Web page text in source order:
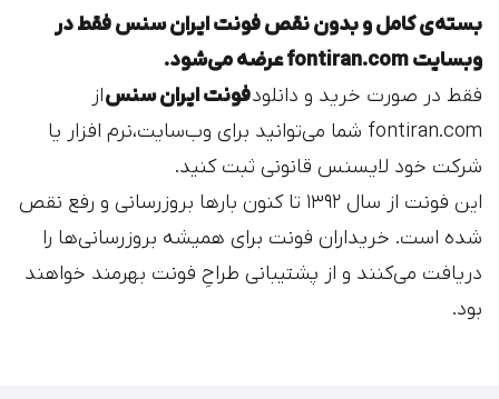
بسته‌ی کامل و بدون نقص فونت ایران سنس فقط در
وبسایت fontiran.com عرضه می‌شود.
فقط در صورت خرید و دانلودفونت ایران سنساز
fontiran.com شما می‌توانید برای وب‌سایت،نرم افزار یا
شرکت خود لایسنس قانونی ثبت کنید.
این فونت از سال ۱۳۹۲ تا کنون بارها بروزرسانی و رفع نقص
شده است. خریداران فونت برای همیشه بروزرسانی‌ها را
دریافت می‌کنند و از پشتیبانی طراحِ فونت بهرمند خواهند
بود.